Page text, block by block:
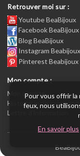
Retrouver moi sur :
Youtube BeaBijoux
Facebook BeaBijoux
Blog BeaBijoux
Instagram Beabijoux
Pinterest Beabijoux
Mon compte :
Mon compte :
Historique de
Lettre d’information
Pour vous offrir
feux, nous
En savoir plus